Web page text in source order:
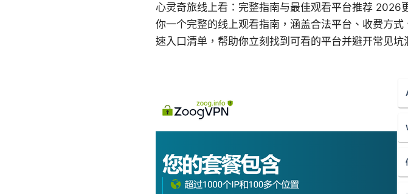
心灵奇旅线上看：完整指南与最佳观看平台推荐 2026
你一个完整的线上观看指南，涵盖合法平台、收费方
速入口清单，帮助你立刻找到可看的平台并避开常见坑